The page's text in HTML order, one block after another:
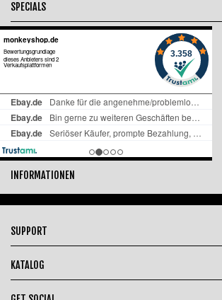
SPECIALS
INFORMATIONEN
SUPPORT
KATALOG